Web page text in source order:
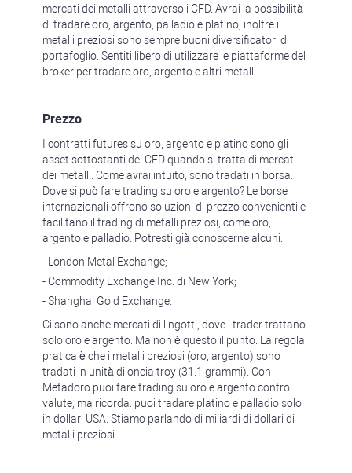
mercati dei metalli attraverso i CFD. Avrai la possibilità
di tradare oro, argento, palladio e platino, inoltre i
metalli preziosi sono sempre buoni diversificatori di
portafoglio. Sentiti libero di utilizzare le piattaforme del
broker per tradare oro, argento e altri metalli.
Prezzo
I contratti futures su oro, argento e platino sono gli
asset sottostanti dei CFD quando si tratta di mercati
dei metalli. Come avrai intuito, sono tradati in borsa.
Dove si può fare trading su oro e argento? Le borse
internazionali offrono soluzioni di prezzo convenienti e
facilitano il trading di metalli preziosi, come oro,
argento e palladio. Potresti già conoscerne alcuni:
- London Metal Exchange;
- Commodity Exchange Inc. di New York;
- Shanghai Gold Exchange.
Ci sono anche mercati di lingotti, dove i trader trattano
solo oro e argento. Ma non è questo il punto. La regola
pratica è che i metalli preziosi (oro, argento) sono
tradati in unità di oncia troy (31.1 grammi). Con
Metadoro puoi fare trading su oro e argento contro
valute, ma ricorda: puoi tradare platino e palladio solo
in dollari USA. Stiamo parlando di miliardi di dollari di
metalli preziosi.